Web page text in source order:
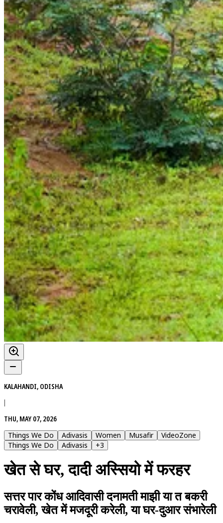
KALAHANDI, ODISHA
|
THU, MAY 07, 2026
Things We Do
Adivasis Women Musafir
VideoZone
Things We Do
Adivasis +3
खेत से घर, दादी अस्सियो में फरहर
सत्तर पार कोंध आदिवासी दनामती माझी या त बकरी
चरावेली, खेत में मजदूरी करेली, या घर-दुआर संभारेली